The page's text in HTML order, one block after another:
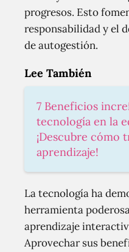
progresos. Esto
responsabilidad y el
de autogestión.
Lee También
7 Beneficios
tecnología en la
¡Descubre cómo
aprendizaje!
La tecnología ha
herramienta
aprendizaje
Aprovechar sus